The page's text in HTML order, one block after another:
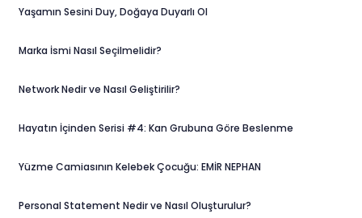
Yaşamın Sesini Duy, Doğaya Duyarlı Ol
Marka İsmi Nasıl Seçilmelidir?
Network Nedir ve Nasıl Geliştirilir?
Hayatın İçinden Serisi #4: Kan Grubuna Göre Beslenme
Yüzme Camiasının Kelebek Çocuğu: EMİR NEPHAN
Personal Statement Nedir ve Nasıl Oluşturulur?